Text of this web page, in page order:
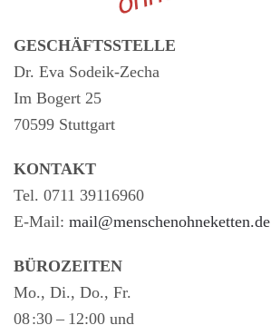
GESCHÄFTSSTELLE
Dr. Eva Sodeik-Zecha
Im Bogert 25
70599 Stuttgart
KONTAKT
Tel. 0711 39116960
E-Mail: mail@menschenohneketten.de
BÜROZEITEN
Mo., Di., Do., Fr.
08 :30 – 12:00 und